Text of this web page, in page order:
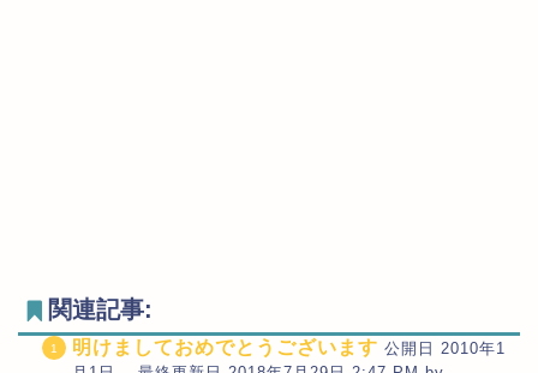
関連記事:
明けましておめでとうございます 公開日 2010年1